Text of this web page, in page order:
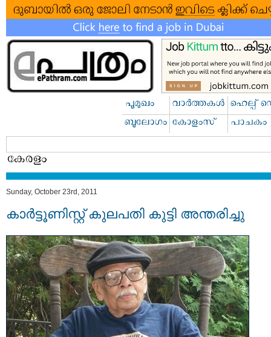
Sunday, October 23rd, 2011
കാര്‍ട്ടൂണിസ്റ്റ് കുലപതി കുട്ടി അന്തരിച്ചു